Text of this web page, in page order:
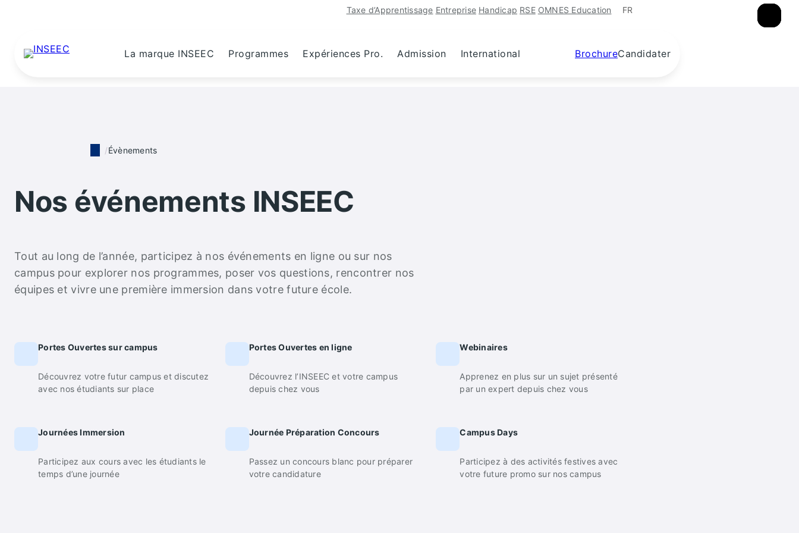
Taxe d’Apprentissage Entreprise Handicap RSE OMNES Education FR
La marque INSEEC Programmes Expériences Pro. Admission International BrochureCandidater
Évènements
Nos événements INSEEC
Tout au long de l’année, participez à nos événements en ligne ou sur nos
campus pour explorer nos programmes, poser vos questions, rencontrer nos
équipes et vivre une première immersion dans votre future école.
Portes Ouvertes sur campus
Découvrez votre futur campus et discutez
avec nos étudiants sur place
Portes Ouvertes en ligne
Découvrez l’INSEEC et votre campus
depuis chez vous
Webinaires
Apprenez en plus sur un sujet présenté
par un expert depuis chez vous
Journées Immersion
Participez aux cours avec les étudiants le
temps d’une journée
Journée Préparation Concours
Passez un concours blanc pour préparer
votre candidature
Campus Days
Participez à des activités festives avec
votre future promo sur nos campus